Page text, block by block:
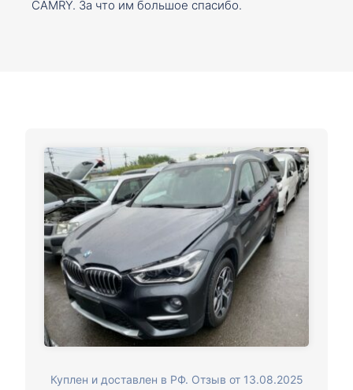
CAMRY. За что им большое спасибо.
Куплен и доставлен в РФ. Отзыв от 13.08.2025